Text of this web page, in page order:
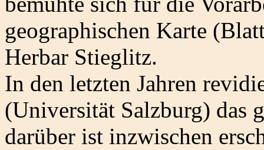
geographischen Karte
Herbar Stieglitz.
In den letzten Jahren
(Universität Salzburg) das
darüber ist inzwischen